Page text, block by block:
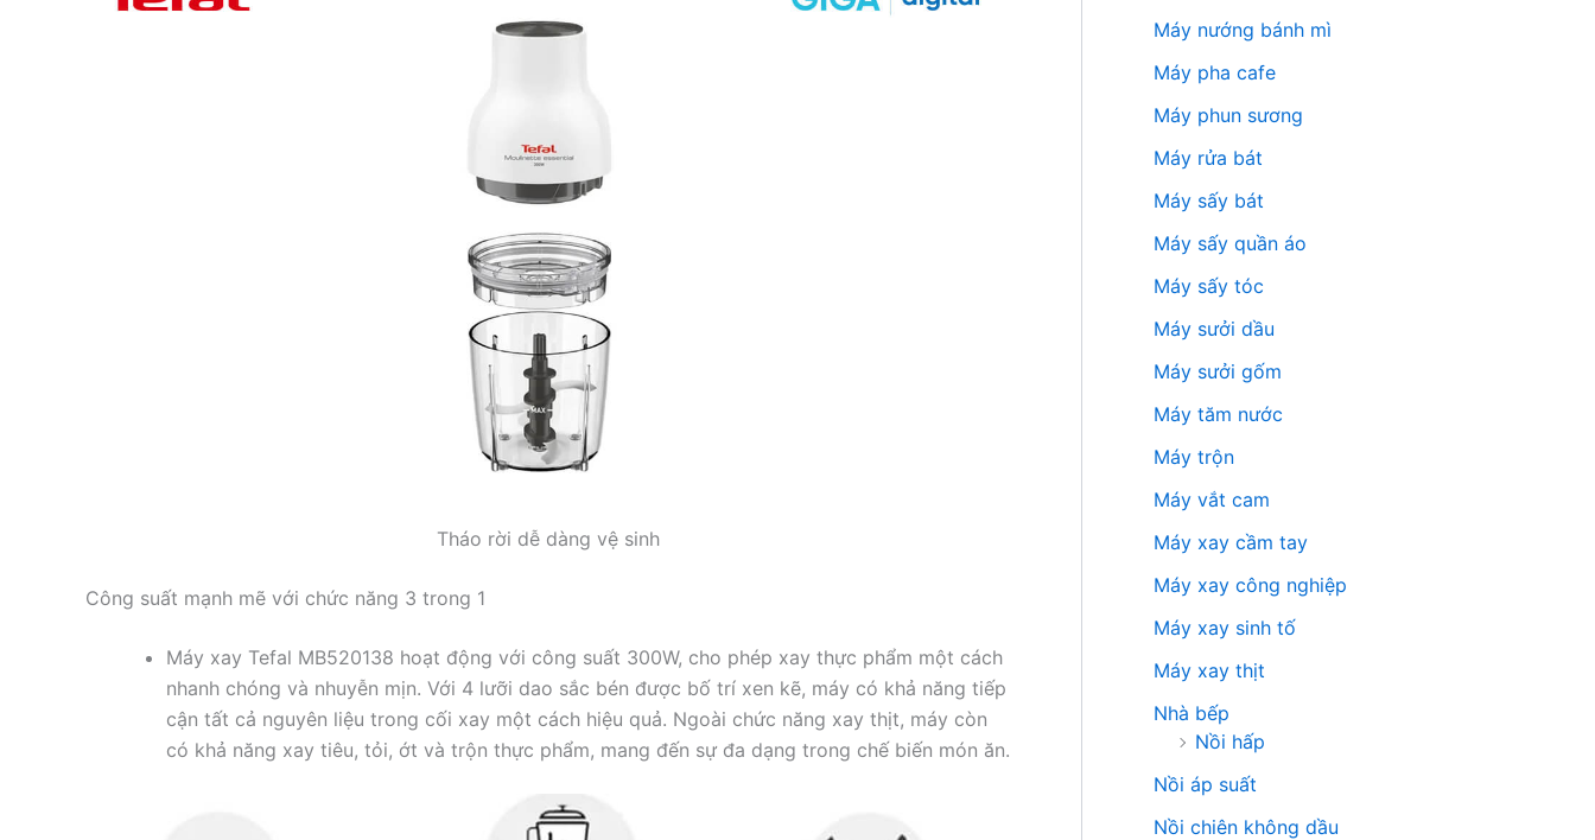
Tháo rời dễ dàng vệ sinh
Công suất mạnh mẽ với chức năng 3 trong 1
Máy xay Tefal MB520138 hoạt động với công suất 300W, cho phép xay thực phẩm một cách
nhanh chóng và nhuyễn mịn. Với 4 lưỡi dao sắc bén được bố trí xen kẽ, máy có khả năng tiếp
cận tất cả nguyên liệu trong cối xay một cách hiệu quả. Ngoài chức năng xay thịt, máy còn
có khả năng xay tiêu, tỏi, ớt và trộn thực phẩm, mang đến sự đa dạng trong chế biến món ăn.
Máy nướng bánh mì
Máy pha cafe
Máy phun sương
Máy rửa bát
Máy sấy bát
Máy sấy quần áo
Máy sấy tóc
Máy sưởi dầu
Máy sưởi gốm
Máy tăm nước
Máy trộn
Máy vắt cam
Máy xay cầm tay
Máy xay công nghiệp
Máy xay sinh tố
Máy xay thịt
Nhà bếp
Nồi hấp
Nồi áp suất
Nồi chiên không dầu